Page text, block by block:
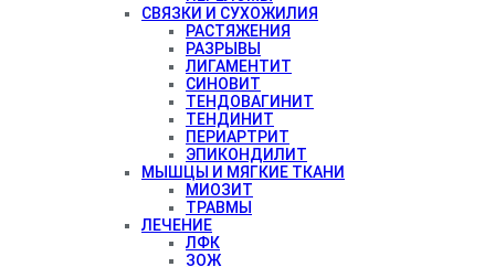
СВЯЗКИ И СУХОЖИЛИЯ
РАСТЯЖЕНИЯ
РАЗРЫВЫ
ЛИГАМЕНТИТ
СИНОВИТ
ТЕНДОВАГИНИТ
ТЕНДИНИТ
ПЕРИАРТРИТ
ЭПИКОНДИЛИТ
МЫШЦЫ И МЯГКИЕ ТКАНИ
МИОЗИТ
ТРАВМЫ
ЛЕЧЕНИЕ
ЛФК
ЗОЖ